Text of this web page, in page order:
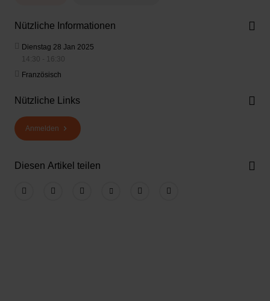
Nützliche Informationen
Dienstag 28 Jan 2025
14:30 - 16:30
Französisch
Nützliche Links
Anmelden
Diesen Artikel teilen